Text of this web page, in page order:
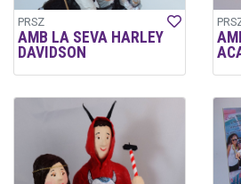
PRSZ
AMB LA SEVA HARLEY
DAVIDSON